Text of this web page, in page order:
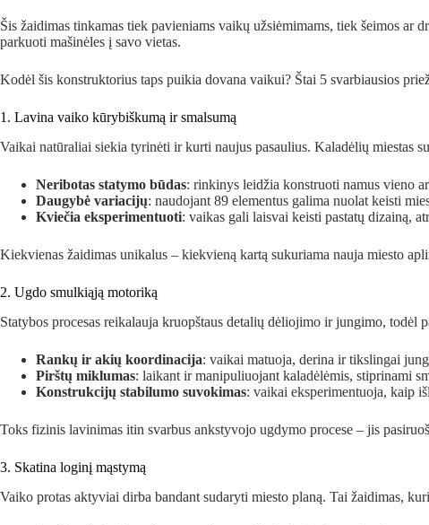
Šis žaidimas tinkamas tiek pavieniams vaikų užsiėmimams, tiek šeimos ar
parkuoti mašinėles į savo vietas.
Kodėl šis konstruktorius taps puikia dovana vaikui? Štai 5 svarbiausios
1. Lavina vaiko kūrybiškumą ir smalsumą
Vaikai natūraliai siekia tyrinėti ir kurti naujus pasaulius. Kaladėlių miestas
Neribotas statymo būdas: rinkinys leidžia konstruoti namus vieno
Daugybė variacijų: naudojant 89 elementus galima nuolat keisti
Kviečia eksperimentuoti: vaikas gali laisvai keisti pastatų dizainą,
Kiekvienas žaidimas unikalus – kiekvieną kartą sukuriama nauja miesto
2. Ugdo smulkiąją motoriką
Statybos procesas reikalauja kruopštaus detalių dėliojimo ir jungimo, todėl
Rankų ir akių koordinacija: vaikai matuoja, derina ir tikslingai
Pirštų miklumas: laikant ir manipuliuojant kaladėlėmis, stiprinami
Konstrukcijų stabilumo suvokimas: vaikai eksperimentuoja, kaip
Toks fizinis lavinimas itin svarbus ankstyvojo ugdymo procese – jis
3. Skatina loginį mąstymą
Vaiko protas aktyviai dirba bandant sudaryti miesto planą. Tai žaidimas,